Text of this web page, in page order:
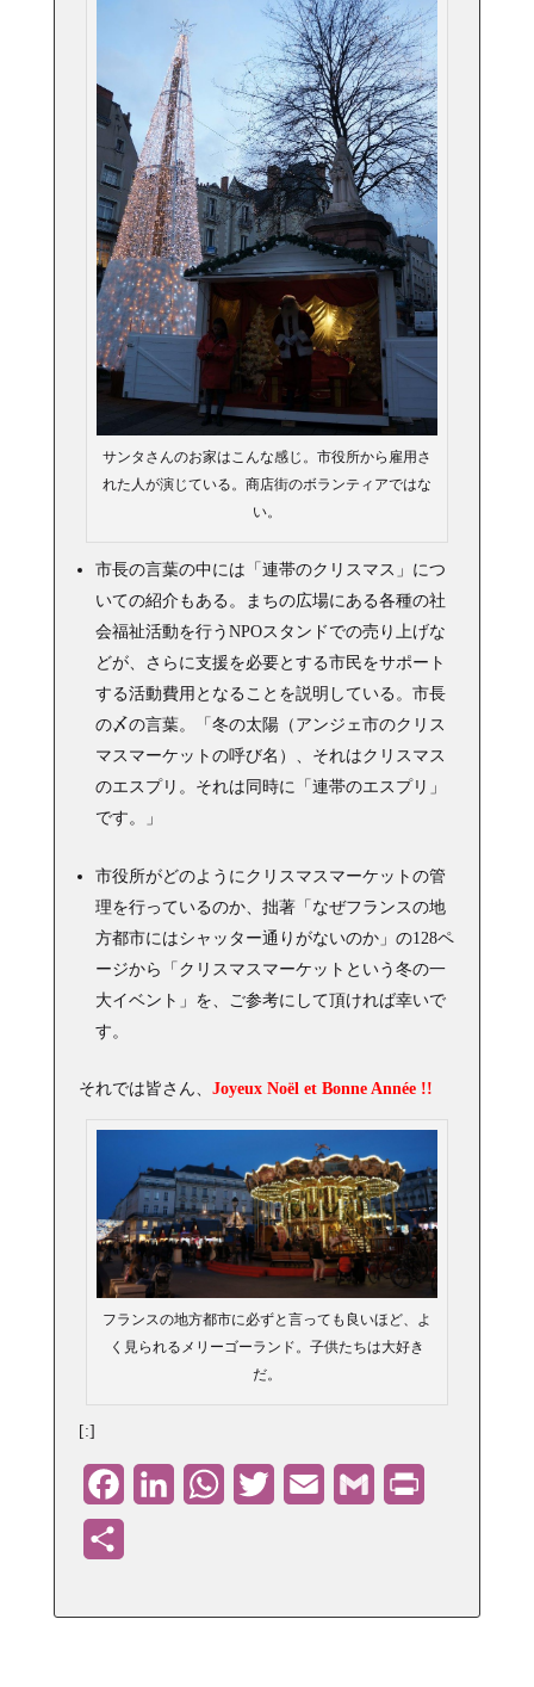
サンタさんのお家はこんな感じ。市役所から雇用さ
れた人が演じている。商店街のボランティアではな
い。
市長の言葉の中には「連帯のクリスマス」につ
いての紹介もある。まちの広場にある各種の社
会福祉活動を行うNPOスタンドでの売り上げな
どが、さらに支援を必要とする市民をサポート
する活動費用となることを説明している。市長
の〆の言葉。「冬の太陽（アンジェ市のクリス
マスマーケットの呼び名）、それはクリスマス
のエスプリ。それは同時に「連帯のエスプリ」
です。」
市役所がどのようにクリスマスマーケットの管
理を行っているのか、拙著「なぜフランスの地
方都市にはシャッター通りがないのか」の128ペ
ージから「クリスマスマーケットという冬の一
大イベント」を、ご参考にして頂ければ幸いで
す。
それでは皆さん、 Joyeux Noël et Bonne Année !!
フランスの地方都市に必ずと言っても良いほど、よ
く見られるメリーゴーランド。子供たちは大好き
だ。
[:]
FacebookLinkedInWhatsApp
Twitter Email Gmail